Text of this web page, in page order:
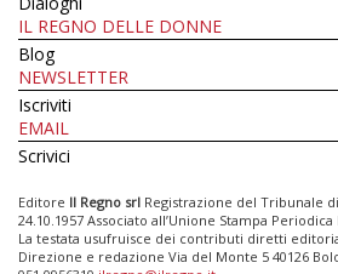
IL REGNO DELLE DONNE
Blog
NEWSLETTER
Iscriviti
EMAIL
Scrivici
Editore Il Regno srl Registrazione del Tribunale
24.10.1957 Associato all’Unione Stampa Periodica
La testata usufruisce dei contributi diretti
Direzione e redazione Via del Monte 5 40126